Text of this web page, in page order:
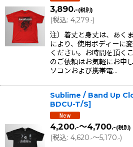
3,890.-(税別)
(税込: 4,279.-)
注）着丈と身丈は、あく
により、使用ボディーに
ください。お時間を頂く
のご依頼はお気軽にお申
ソコンおよび携帯電…
Sublime / Band Up
BDCU-T/S]
4,200.-～4,700.-(税別)
(税込: 4,620 .-～5,170 .-)